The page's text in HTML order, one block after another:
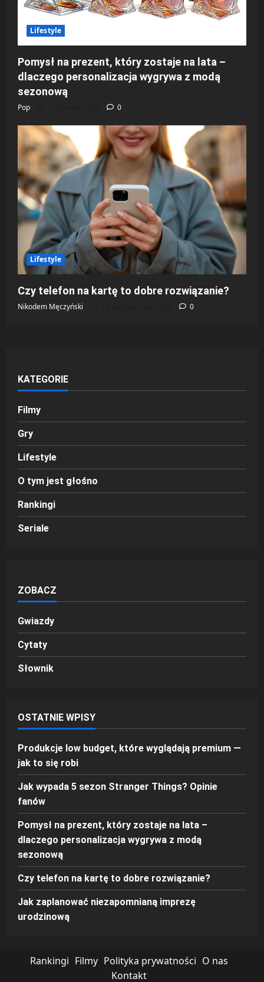
Lifestyle
Pomysł na prezent, który zostaje na lata –
dlaczego personalizacja wygrywa z modą
sezonową
Pop 0
Lifestyle
Czy telefon na kartę to dobre rozwiązanie?
Nikodem Męczyński 0
KATEGORIE
Filmy
Gry
Lifestyle
O tym jest głośno
Rankingi
Seriale
ZOBACZ
Gwiazdy
Cytaty
Słownik
OSTATNIE WPISY
Produkcje low budget, które wyglądają premium —
jak to się robi
Jak wypada 5 sezon Stranger Things? Opinie
fanów
Pomysł na prezent, który zostaje na lata –
dlaczego personalizacja wygrywa z modą
sezonową
Czy telefon na kartę to dobre rozwiązanie?
Jak zaplanować niezapomnianą imprezę
urodzinową
Rankingi Filmy Polityka prywatności O nas
Kontakt